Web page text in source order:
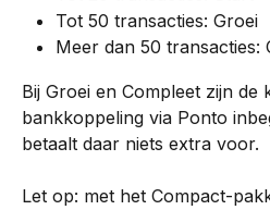
Tot 50 transacties: Groei
Meer dan 50 transacties:
Bij Groei en Compleet zijn de
bankkoppeling via Ponto
betaalt daar niets extra voor.
Let op: met het Compact-